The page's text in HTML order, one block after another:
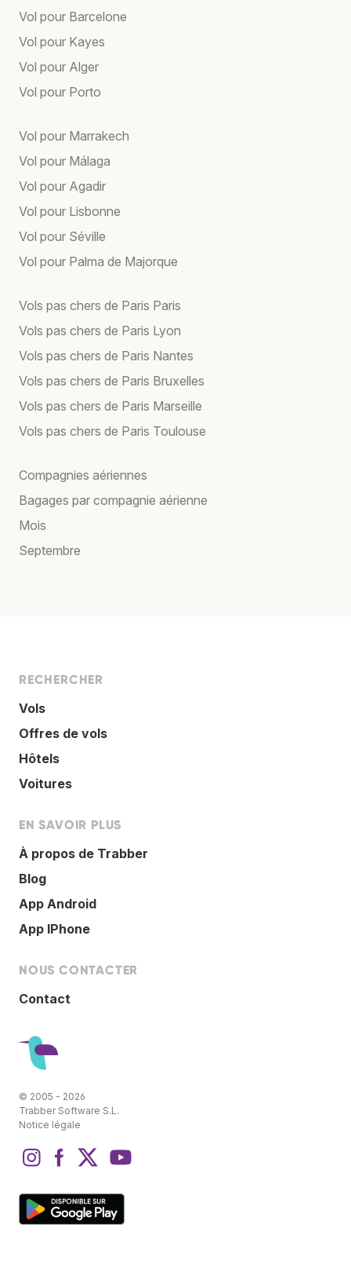
Vol pour Barcelone
Vol pour Kayes
Vol pour Alger
Vol pour Porto
Vol pour Marrakech
Vol pour Málaga
Vol pour Agadir
Vol pour Lisbonne
Vol pour Séville
Vol pour Palma de Majorque
Vols pas chers de Paris Paris
Vols pas chers de Paris Lyon
Vols pas chers de Paris Nantes
Vols pas chers de Paris Bruxelles
Vols pas chers de Paris Marseille
Vols pas chers de Paris Toulouse
Compagnies aériennes
Bagages par compagnie aérienne
Mois
Septembre
RECHERCHER
Vols
Offres de vols
Hôtels
Voitures
EN SAVOIR PLUS
À propos de Trabber
Blog
App Android
App IPhone
NOUS CONTACTER
Contact
© 2005 - 2026
Trabber Software S.L.
Notice légale